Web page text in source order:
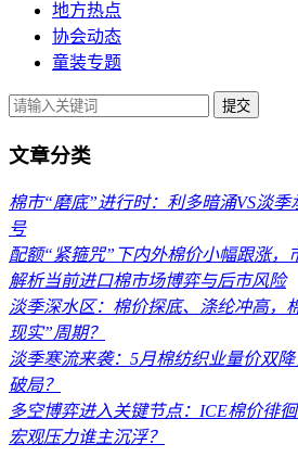
地方热点
协会动态
童装专题
提交
文章分类
棉市“磨底”进行时：利多暗涌VS淡
号
配额“紧箍咒”下内外棉价小幅跟涨
解析当前进口棉市场博弈与后市风险
淡季深水区：棉价探底、涤纶冲高，
现实”周期？
淡季寒流来袭：5月棉纺织业量价双
破局？
多空博弈进入关键节点：ICE棉价徘
宏观压力谁主沉浮？